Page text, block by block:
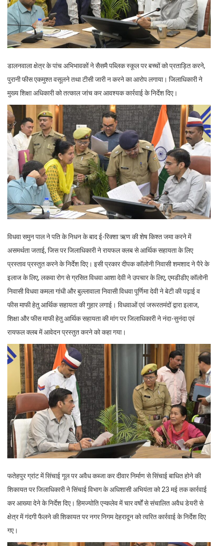
डालनवाला क्षेत्र के पांच अभिभावकों ने सैसमै पब्लिक स्कूल पर बच्चों को प्रताड़ित करने,
पुरानी फीस एकमुश्त वसूलने तथा टीसी जारी न करने का आरोप लगाया। जिलाधिकारी ने
मुख्य शिक्षा अधिकारी को तत्काल जांच कर आवश्यक कार्रवाई के निर्देश दिए।
विधवा समुन पाल ने पति के निधन के बाद ई-रिक्शा ऋण की शेष किश्त जमा करने में
असमर्थता जताई, जिस पर जिलाधिकारी ने रायफल क्लब से आर्थिक सहायता के लिए
प्रस्ताव प्रस्तुत करने के निर्देश दिए। इसी प्रकार दीपक कॉलोनी निवासी शमशाद ने पैरे के
इलाज के लिए, लकवा रोग से ग्रसित विधवा आशा देवी ने उपचार के लिए, एमडीडीए कॉलोनी
निवासी विधवा कमला गांधी और बुल्लावाला निवासी विधवा पूर्णिमा देवी ने बेटी की पढ़ाई व
फीस माफी हेतु आर्थिक सहायता की गुहार लगाई। विधवाओं एवं जरूरतमंदों द्वारा इलाज,
शिक्षा और फीस माफी हेतु आर्थिक सहायता की मांग पर जिलाधिकारी ने नंदा-सुनंदा एवं
रायफल क्लब में आवेदन प्रस्तुत करने को कहा गया।
फतेहपुर ग्रांट में सिंचाई गूल पर अवैध कब्जा कर दीवार निर्माण से सिंचाई बाधित होने की
शिकायत पर जिलाधिकारी ने सिंचाई विभाग के अधिशासी अभियंता को 23 मई तक कार्रवाई
कर आख्या देने के निर्देश दिए। हिमज्योति एन्कलेव में चार वर्षों से संचालित अवैध डेयरी से
क्षेत्र में गंदगी फैलने की शिकायत पर नगर निगम देहरादून को त्वरित कार्रवाई के निर्देश दिए
गए।